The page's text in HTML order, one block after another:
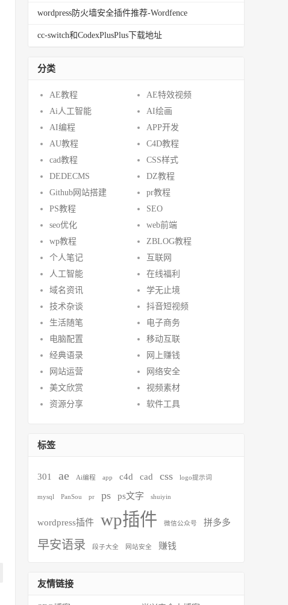
wordpress防火墙安全插件推荐-Wordfence
cc-switch和CodexPlusPlus下载地址
分类
AE教程
AE特效视频
Ai人工智能
AI绘画
AI编程
APP开发
AU教程
C4D教程
cad教程
CSS样式
DEDECMS
DZ教程
Github网站搭建
pr教程
PS教程
SEO
seo优化
web前端
wp教程
ZBLOG教程
个人笔记
互联网
人工智能
在线福利
域名资讯
学无止境
技术杂谈
抖音短视频
生活随笔
电子商务
电脑配置
移动互联
经典语录
网上赚钱
网站运营
网络安全
美文欣赏
视频素材
资源分享
软件工具
标签
301 ae Ai编程 app c4d cad css logo提示词
mysql PanSou pr ps ps文字 shuiyin
wordpress插件 wp插件 微信公众号 拼多多
早安语录 段子大全 网站安全 赚钱
友情链接